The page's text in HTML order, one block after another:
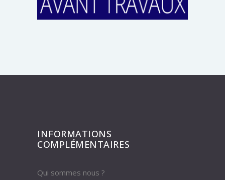
INFORMATIONS
COMPLÉMENTAIRES
Qui sommes nous ?